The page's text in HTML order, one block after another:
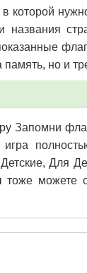
в которой
названия
но и
Запомни
игра
Детские, Для
можете